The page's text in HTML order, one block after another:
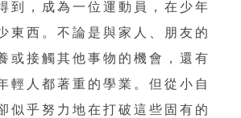
到，成為一位運動員，在少年
東西。不論是與家人、朋友的
或接觸其他事物的機會，還有
輕人都著重的學業。但從小自
似乎努力地在打破這些固有的